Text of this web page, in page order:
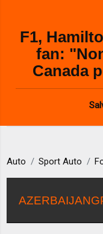
F1,
fan:
Canada
Auto Sport Auto